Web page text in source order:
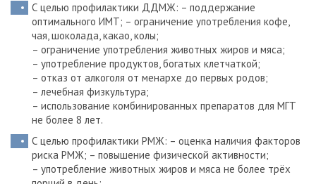
С целью профилактики ДДМЖ: – поддержание
оптимального ИМТ; – ограничение употребления кофе,
чая, шоколада, какао, колы;
– ограничение употребления животных жиров и мяса;
– употребление продуктов, богатых клетчаткой;
– отказ от алкоголя от менархе до первых родов;
– лечебная физкультура;
– использование комбинированных препаратов для МГТ
не более 8 лет.
С целью профилактики РМЖ: – оценка наличия факторов
риска РМЖ; – повышение физической активности;
– употребление животных жиров и мяса не более трёх